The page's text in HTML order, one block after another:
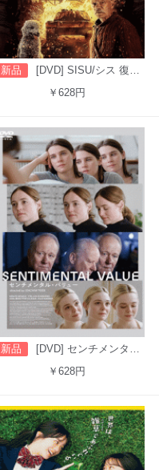
新品
[DVD] SISU/シス 復讐の血闘（吹替版）
￥628円
新品
[DVD] センチメンタル・バリュー
￥628円